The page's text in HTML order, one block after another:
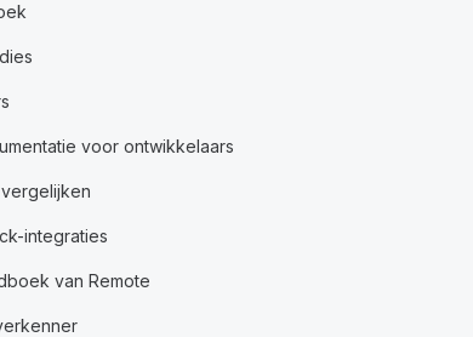
voor ontwikkelaars
integraties
van Remote